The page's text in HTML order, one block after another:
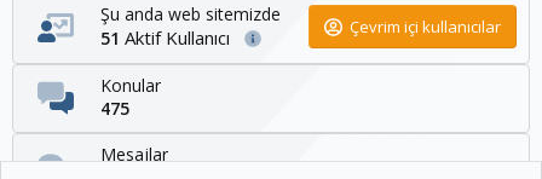
Şu anda web sitemizde
51 Aktif Kullanıcı Çevrim içi kullanıcılar
Konular
475
Mesajlar